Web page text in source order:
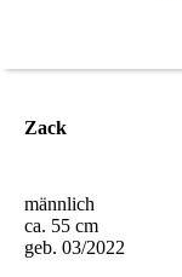
Zack
männlich
ca. 55 cm
geb. 03/2022